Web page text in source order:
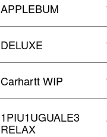
APPLEBUM
DELUXE
Carhartt WIP
1PIU1UGUALE3
RELAX